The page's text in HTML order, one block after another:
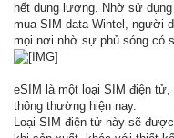
hết dung lượng. Nhờ sử
mua SIM data Wintel, người
mọi nơi nhờ sự phủ sóng có
eSIM là một loại SIM điện
thông thường hiện nay.
Loại SIM điện tử này sẽ